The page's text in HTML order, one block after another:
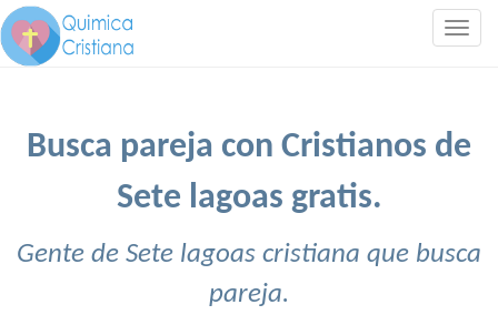
Busca pareja con Cristianos de
Sete lagoas gratis.
Gente de Sete lagoas cristiana que busca
pareja.